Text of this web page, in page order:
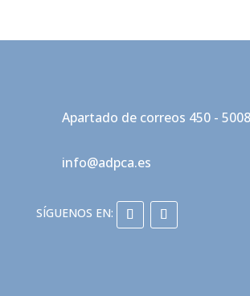
Apartado de correos 450 -
info@adpca.es